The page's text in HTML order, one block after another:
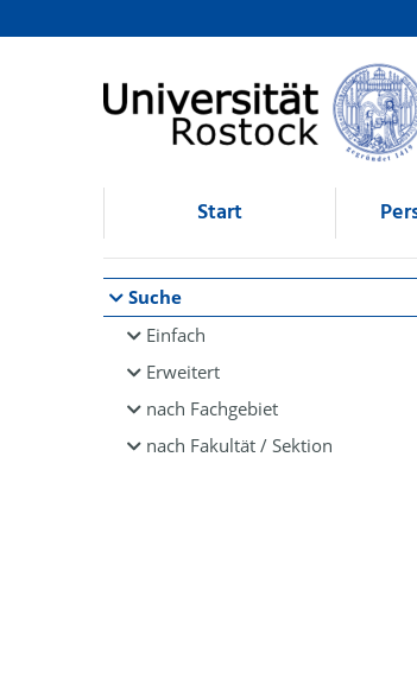
Browsen
direkt zum Inhalt
Start
Suche
Einfach
Erweitert
nach Fachgebiet
nach Fakultät / Sektion